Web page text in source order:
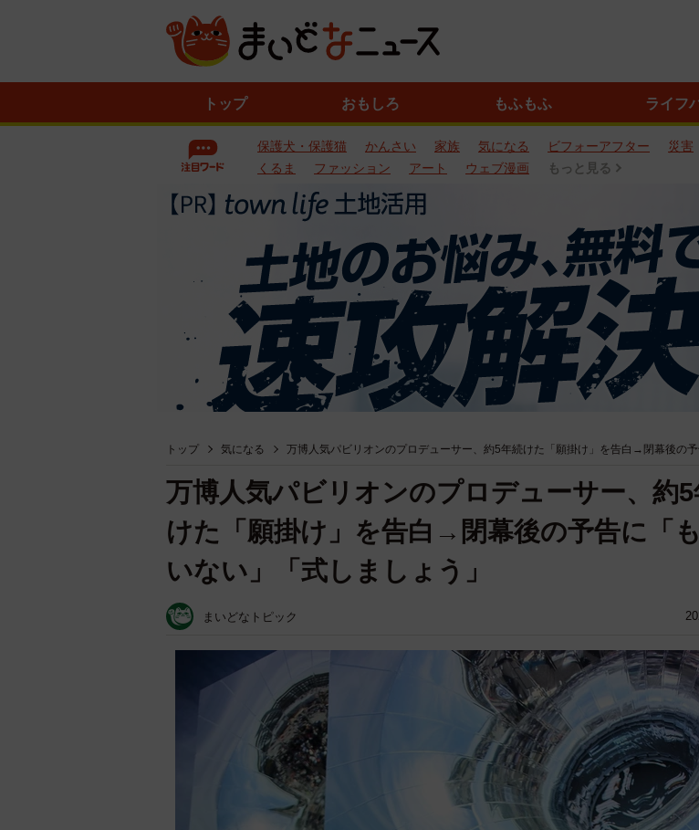
トップ おもしろ もふもふ ライフ
保護犬・保護猫 かんさい 家族 気になる ビフォーアフター 災害
くるま
ファッション アート ウェブ漫画 もっと見る
トップ 気になる 万博人気パビリオンのプロデューサー、約5年続けた「願掛け」を告白→閉幕後の
万博人気パビリオンのプロデューサー、約5
けた「願掛け」を告白→閉幕後の予告に「
いない」「式しましょう」
まいどなトピック